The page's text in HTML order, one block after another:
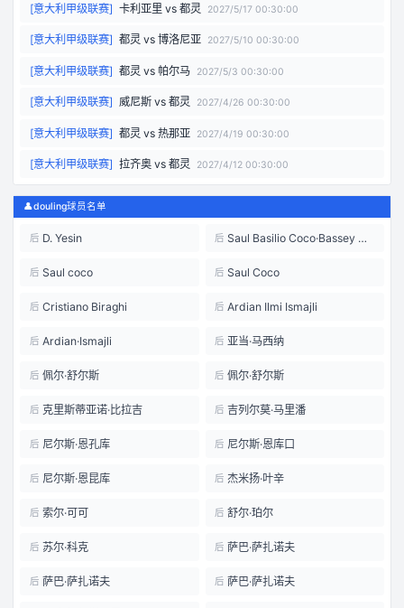
[意大利甲级联赛] 卡利亚里 vs 都灵 2027/5/17 00:30:00
[意大利甲级联赛] 都灵 vs 博洛尼亚 2027/5/10 00:30:00
[意大利甲级联赛] 都灵 vs 帕尔马 2027/5/3 00:30:00
[意大利甲级联赛] 威尼斯vs 都灵 2027/4/26 00:30:00
[意大利甲级联赛] 都灵 vs 热那亚 2027/4/19 00:30:00
[意大利甲级联赛] 拉齐奥vs 都灵 2027/4/12 00:30:00
👤douling球员名单
后 D. Yesin 后 Saul Basilio Coco·Bassey Oubina
后 Saul coco 后 Saul Coco
后 Cristiano Biraghi 后 Ardian Ilmi Ismajli
后 Ardian·Ismajli 后 亚当·马西纳
后 佩尔·舒尔斯 后 佩尔·舒尔斯
后 克里斯蒂亚诺·比拉吉 后 吉列尔莫·马里潘
后 尼尔斯·恩孔库 后 尼尔斯·恩库口
后 尼尔斯·恩昆库 后 杰米扬·叶辛
后 索尔·可可 后 舒尔·珀尔
后 苏尔·科克 后 萨巴·萨扎诺夫
后 萨巴·萨扎诺夫 后 萨巴·萨扎诺夫